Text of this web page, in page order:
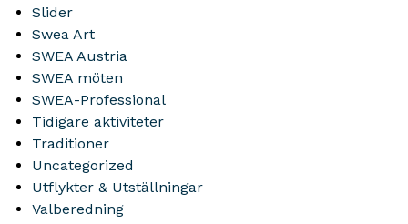
Slider
Swea Art
SWEA Austria
SWEA möten
SWEA-Professional
Tidigare aktiviteter
Traditioner
Uncategorized
Utflykter & Utställningar
Valberedning